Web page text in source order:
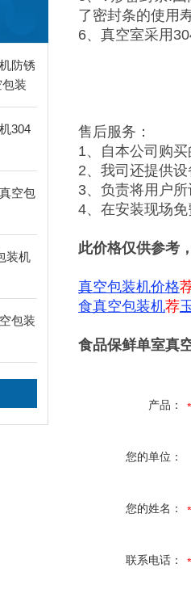
防锈
装
304
空包
装机
包装
了密封条的使用
6、真空室采用
售后服务：
1、自本公司购买
2、我司还提供设
3、负责将用户
4、在安装现场
此价格仅供参考
真空包装机价格
食真空包装机荐
食品保鲜单室真
产品：
您的单位：
您的姓名：
联系电话：